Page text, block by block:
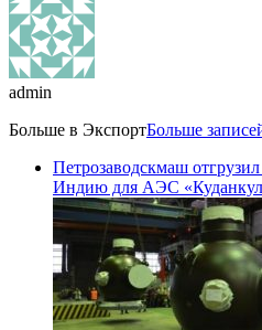
admin
Больше в ЭкспортБольше
Петрозаводскмаш
Индию для АЭС